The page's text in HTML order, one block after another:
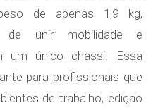
de apenas 1,9 kg,
de unir mobilidade e
um único chassi. Essa
para profissionais que
de trabalho, edição